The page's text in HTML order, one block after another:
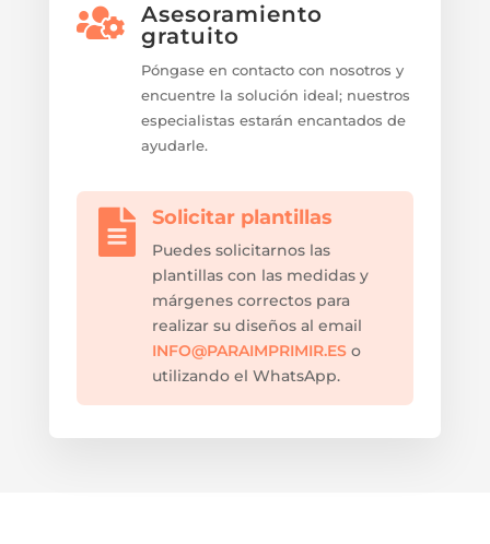

Asesoramiento
gratuito
Póngase en contacto con nosotros y
encuentre la solución ideal; nuestros
especialistas estarán encantados de
ayudarle.
 Solicitar plantillas
Puedes solicitarnos las
plantillas con las medidas y
márgenes correctos para
realizar su diseños al email
INFO@PARAIMPRIMIR.ESo
utilizando el WhatsApp.